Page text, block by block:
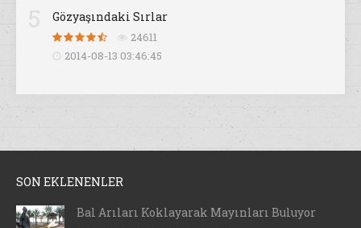
Gözyaşındaki Sırlar
24611
2014-08-13 03:46:45
SON EKLENENLER
Bal Arıları Koklayarak Mayınları Buluyor